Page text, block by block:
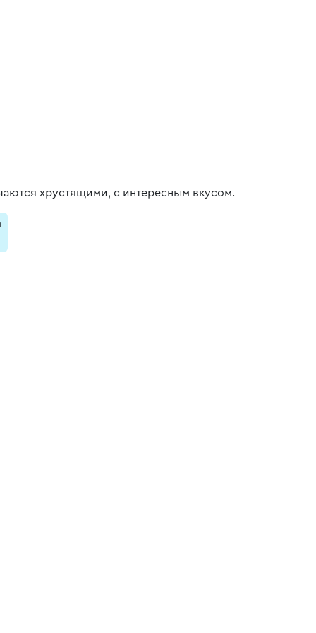
хрустящими, с интересным вкусом.